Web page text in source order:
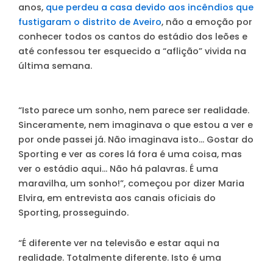
anos, que perdeu a casa devido aos incêndios que
fustigaram o distrito de Aveiro, não a emoção por
conhecer todos os cantos do estádio dos leões e
até confessou ter esquecido a “aflição” vivida na
última semana.
“Isto parece um sonho, nem parece ser realidade.
Sinceramente, nem imaginava o que estou a ver e
por onde passei já. Não imaginava isto… Gostar do
Sporting e ver as cores lá fora é uma coisa, mas
ver o estádio aqui… Não há palavras. É uma
maravilha, um sonho!”, começou por dizer Maria
Elvira, em entrevista aos canais oficiais do
Sporting, prosseguindo.
“É diferente ver na televisão e estar aqui na
realidade. Totalmente diferente. Isto é uma